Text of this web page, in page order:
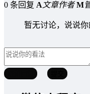
0 条回复 A文章作者 M
暂无讨论，说说